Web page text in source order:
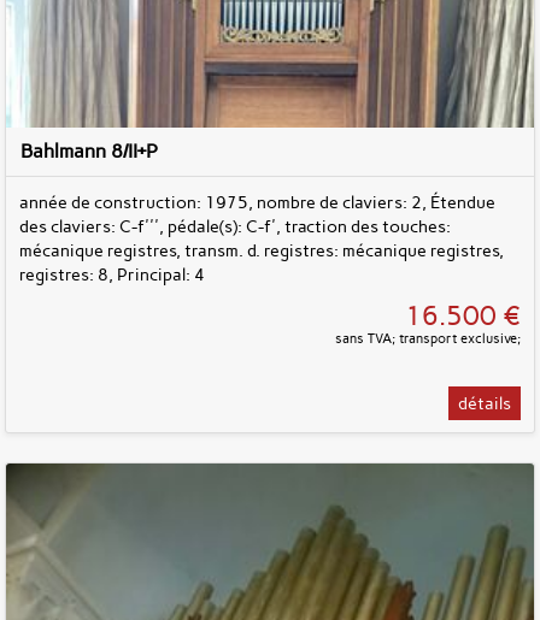
Bahlmann 8/II+P
année de construction: 1975, nombre de claviers: 2, Étendue
des claviers: C-f''', pédale(s): C-f', traction des touches:
mécanique registres, transm. d. registres: mécanique registres,
registres: 8, Principal: 4
16.500 €
sans TVA; transport exclusive;
détails